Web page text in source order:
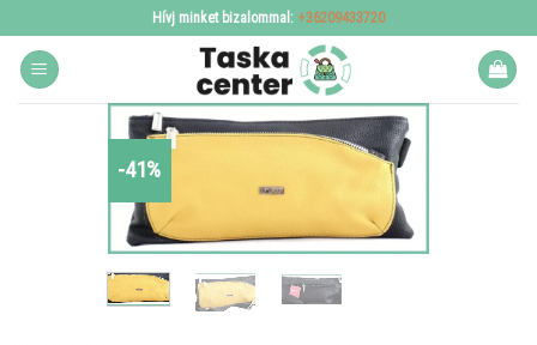
to
content
Hívj minket bizalommal: +36209433720
-41%